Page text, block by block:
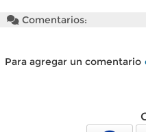
Comentarios:
Para agregar un comentario